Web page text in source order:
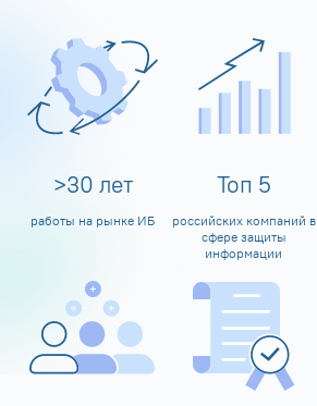
>30 лет
работы на рынке ИБ
Топ 5
российских компаний в
сфере защиты
информации